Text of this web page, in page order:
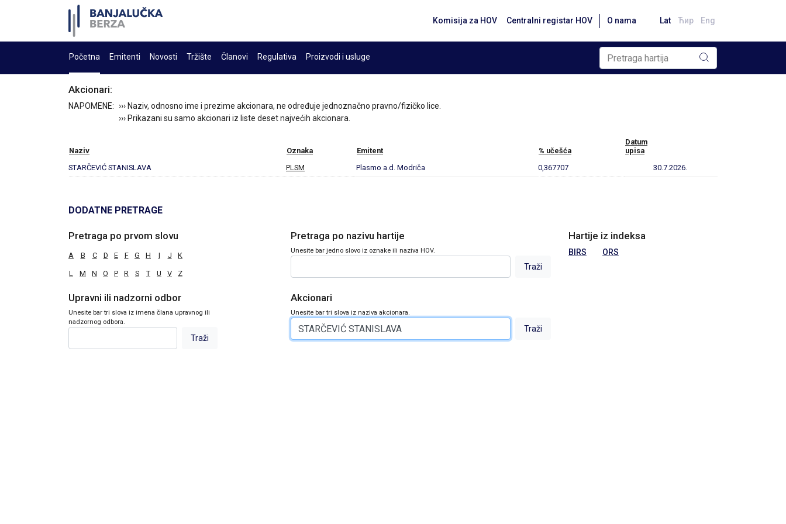
Komisija za HOV Centralni registar HOV O nama Lat Ћир Eng
Početna Emitenti Novosti Tržište Članovi Regulativa Proizvodi i usluge
Akcionari:
NAPOMENE: ››› Naziv, odnosno ime i prezime akcionara, ne određuje jednoznačno pravno/fizičko lice.
››› Prikazani su samo akcionari iz liste deset najvećih akcionara.
Naziv Oznaka Emitent % učešća
Datum
upisa
STARČEVIĆ STANISLAVA
PLSM Plasmo a.d. Modriča 0,367707 30.7.2026.
DODATNE PRETRAGE
Pretraga po prvom slovu
A B C D E F G H I J K
L M N O P R S T U V Z
Pretraga po nazivu hartije
Unesite bar jedno slovo iz oznake ili naziva HOV.
Hartije iz indeksa
BIRS ORS
Upravni ili nadzorni odbor
Unesite bar tri slova iz imena člana upravnog ili
nadzornog odbora.
Akcionari
Unesite bar tri slova iz naziva akcionara.